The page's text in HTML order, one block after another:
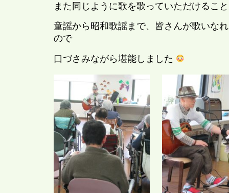
また同じように歌を歌っていただけるこ
童謡から昭和歌謡まで、皆さんが歌いな
ので
口づさみながら堪能しました